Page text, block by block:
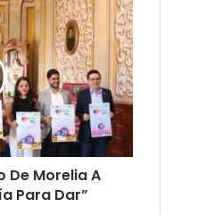
De Morelia A
Para Dar”